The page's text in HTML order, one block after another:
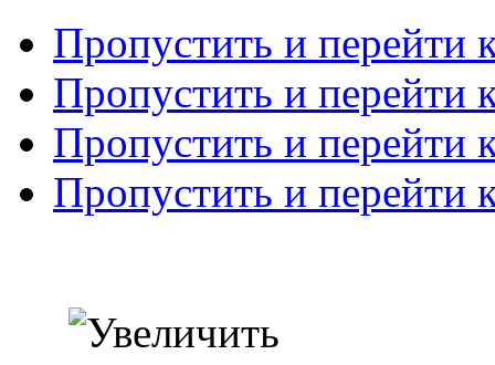
Пропустить и перейти
Пропустить и перейти
Пропустить и перейти
Пропустить и перейти